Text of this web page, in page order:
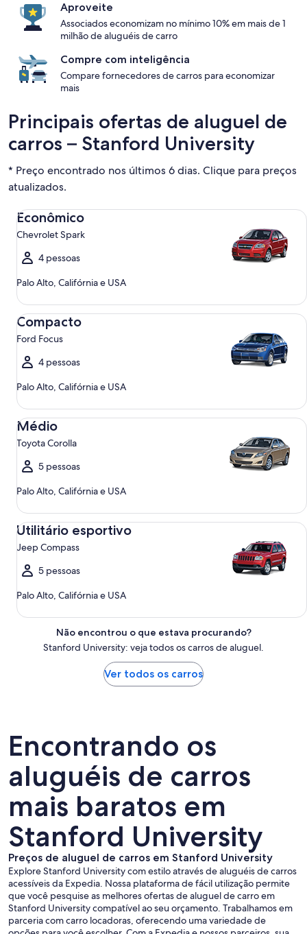
Aproveite
Associados economizam no mínimo 10% em mais de 1
milhão de aluguéis de carro
Compre com inteligência
Compare fornecedores de carros para economizar
mais
Principais ofertas de aluguel de
carros – Stanford University
* Preço encontrado nos últimos 6 dias. Clique para preços
atualizados.
Econômico
Chevrolet Spark
4 pessoas
Palo Alto, Califórnia e USA
Econômico Chevrolet Spark
Compacto
Ford Focus
4 pessoas
Palo Alto, Califórnia e USA
Compacto Ford Focus
Médio
Toyota Corolla
5 pessoas
Palo Alto, Califórnia e USA
Médio Toyota Corolla
Utilitário esportivo
Jeep Compass
5 pessoas
Palo Alto, Califórnia e USA
Utilitário esportivo Jeep Compass
Não encontrou o que estava procurando?
Stanford University: veja todos os carros de aluguel.
Ver todos os carros
Encontrando os
aluguéis de carros
mais baratos em
Stanford University
Preços de aluguel de carros em Stanford University
Explore Stanford University com estilo através de aluguéis de carros
acessíveis da Expedia. Nossa plataforma de fácil utilização permite
que você pesquise as melhores ofertas de aluguel de carro em
Stanford University compatível ao seu orçamento. Trabalhamos em
parceria com carro locadoras, oferecendo uma variedade de